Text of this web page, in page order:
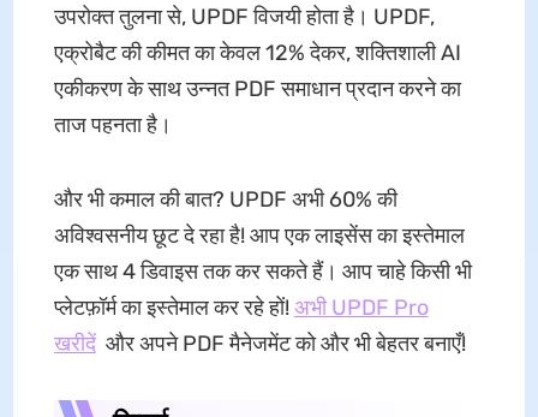
उपरोक्त तुलना से, UPDF विजयी होता है। UPDF,
एक्रोबैट की कीमत का केवल 12% देकर, शक्तिशाली AI
एकीकरण के साथ उन्नत PDF समाधान प्रदान करने का
ताज पहनता है।
और भी कमाल की बात? UPDF अभी 60% की
अविश्वसनीय छूट दे रहा है! आप एक लाइसेंस का इस्तेमाल
एक साथ 4 डिवाइस तक कर सकते हैं। आप चाहे किसी भी
प्लेटफ़ॉर्म का इस्तेमाल कर रहे हों! अभी UPDF Pro
खरीदेंऔर अपने PDF मैनेजमेंट को और भी बेहतर बनाएँ!